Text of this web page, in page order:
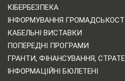
КІБЕРБЕЗПЕКА
ІНФОРМУВАННЯ
КАБЕЛЬНІ ВИСТАВКИ
ПОПЕРЕДНІ ПРОГРАМИ
ГРАНТИ, ФІНАНСУВАННЯ,
ІНФОРМАЦІЙНІ БЮЛЕТЕНІ